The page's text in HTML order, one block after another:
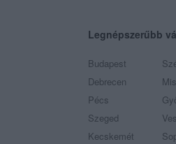
Legnépszerűbb
Budapest
Debrecen
Pécs
Szeged
Kecskemét